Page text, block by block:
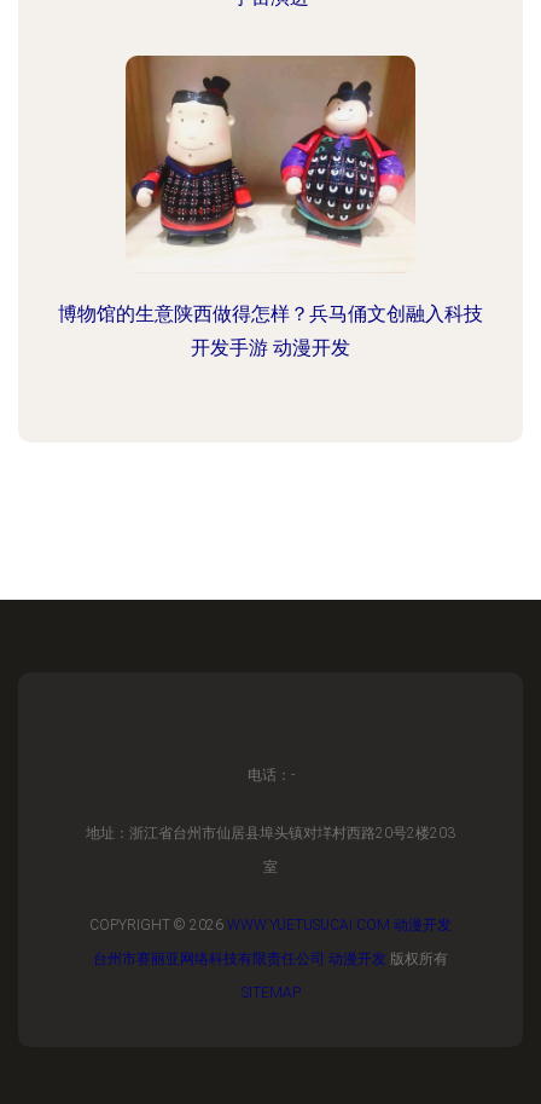
博物馆的生意陕西做得怎样？兵马俑文创融入科技
开发手游 动漫开发
电话：-
地址：浙江省台州市仙居县埠头镇对垟村西路20号2楼203
室
COPYRIGHT © 2026 WWW.YUETUSUCAI.COM 动漫开发
台州市赛丽亚网络科技有限责任公司 动漫开发 版权所有
SITEMAP